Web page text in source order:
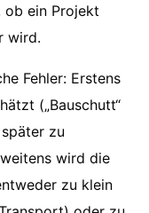
ob ein Projekt
wird.
Fehler: Erstens
(„Bauschutt“
zu
wird die
zu klein